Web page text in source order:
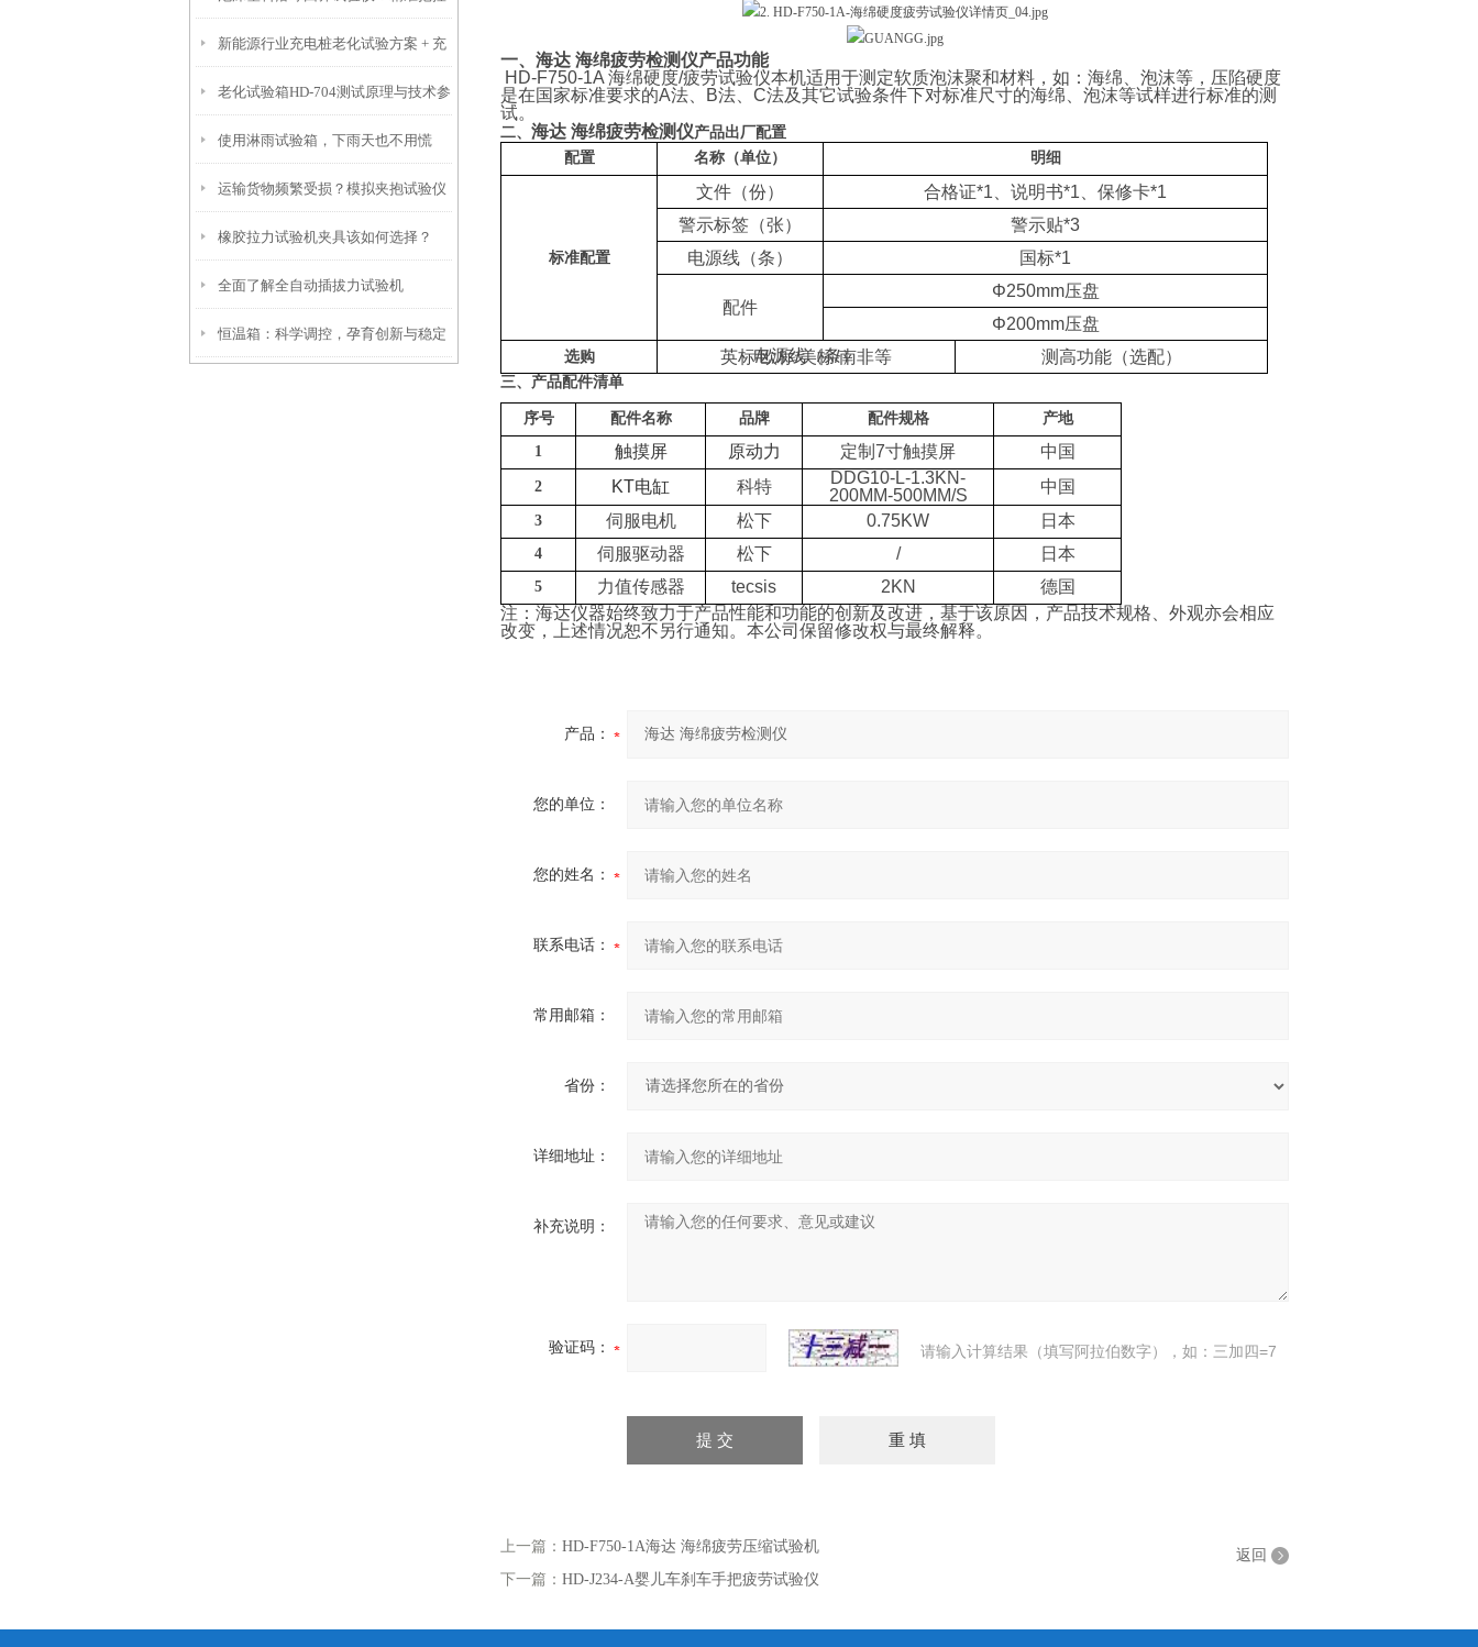
材料弹性，助力包装/家具行业品质升
级
新能源行业充电桩老化试验方案 + 充
电桩 + 恒温恒湿耐候性能检测
老化试验箱HD-704测试原理与技术参
数
使用淋雨试验箱，下雨天也不用慌
运输货物频繁受损？模拟夹抱试验仪
帮你提前排查包装抗夹隐患
橡胶拉力试验机夹具该如何选择？
全面了解全自动插拔力试验机
恒温箱：科学调控，孕育创新与稳定
一、 海达 海绵疲劳检测仪产品功能
HD-F750-1A 海绵硬度/疲劳试验仪本机适用于测定软质泡沫聚和材料，如：海绵、泡沫等，压陷硬度
是在国家标准要求的A法、B法、C法及其它试验条件下对标准尺寸的海绵、泡沫等试样进行标准的测
试。
二、 海达 海绵疲劳检测仪产品出厂配置
配置
名称（单位） 明细
标准配置
文件（份）
合格证*1、说明书*1、保修卡*1
警示标签（张）
警示贴*3
电源线（条）
国标*1
配件
Φ250mm压盘
Φ200mm压盘
选购 电源线（条）
英标/欧标/美标/南非等 测高功能（选配）
三、产品配件清单
序号 配件名称 品牌 配件规格
产地
1
触摸屏 原动力 定制7寸触摸屏 中国
2 KT电缸 科特
DDG10-L-1.3KN-
200MM-500MM/S
中国
3 伺服电机 松下 0.75KW 日本
4 伺服驱动器 松下 / 日本
5 力值传感器 tecsis 2KN
德国
注：海达仪器始终致力于产品性能和功能的创新及改进，基于该原因，产品技术规格、外观亦会相应
改变，上述情况恕不另行通知。本公司保留修改权与最终解释。
产品：
您的单位：
您的姓名：
联系电话：
常用邮箱：
省份：
详细地址：
补充说明：
验证码： 请输入计算结果（填写阿拉伯数字），如：三加四=7
上一篇： HD-F750-1A海达 海绵疲劳压缩试验机
下一篇： HD-J234-A婴儿车刹车手把疲劳试验仪
返回